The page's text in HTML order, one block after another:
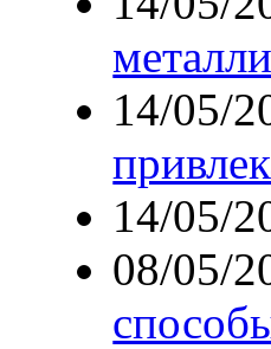
14/05/
14/05/
08/05/